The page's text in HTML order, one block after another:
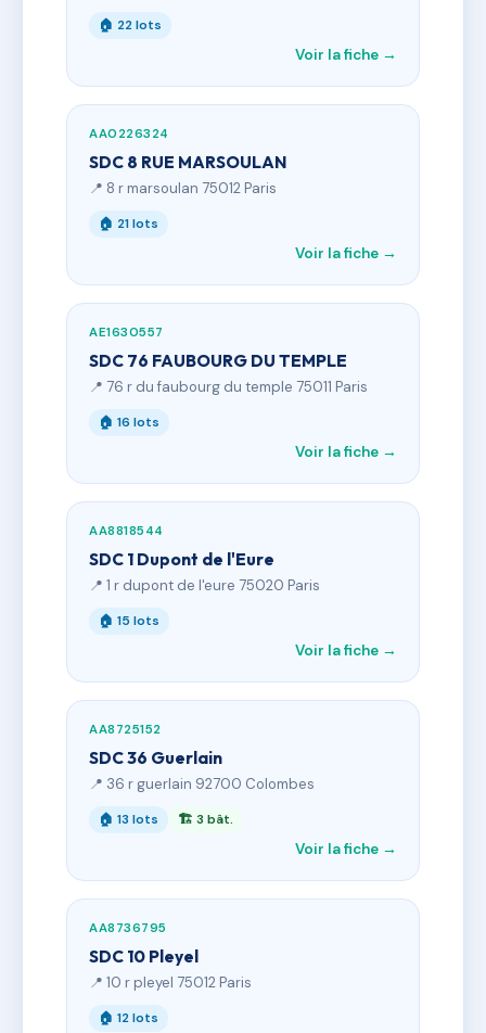
🏠 22 lots
Voir la fiche →
AA0226324
SDC 8 RUE MARSOULAN
📍 8 r marsoulan 75012 Paris
🏠 21 lots
Voir la fiche →
AE1630557
SDC 76 FAUBOURG DU TEMPLE
📍 76 r du faubourg du temple 75011 Paris
🏠 16 lots
Voir la fiche →
AA8818544
SDC 1 Dupont de l'Eure
📍 1 r dupont de l'eure 75020 Paris
🏠 15 lots
Voir la fiche →
AA8725152
SDC 36 Guerlain
📍 36 r guerlain 92700 Colombes
🏠 13 lots 🏗 3 bât.
Voir la fiche →
AA8736795
SDC 10 Pleyel
📍 10 r pleyel 75012 Paris
🏠 12 lots